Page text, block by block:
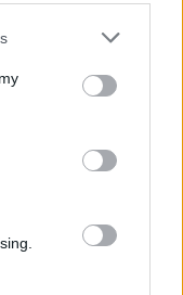
dviejų moterų ir
00:00:57
kils iki